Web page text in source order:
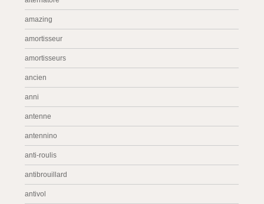
amazing
amortisseur
amortisseurs
ancien
anni
antenne
antennino
anti-roulis
antibrouillard
antivol